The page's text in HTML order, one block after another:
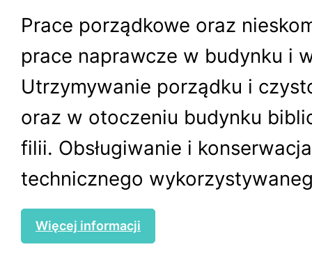
Prace porządkowe oraz
prace naprawcze w budynku i
Utrzymywanie porządku i
oraz w otoczeniu budynku
filii. Obsługiwanie i
technicznego
Więcej informacji